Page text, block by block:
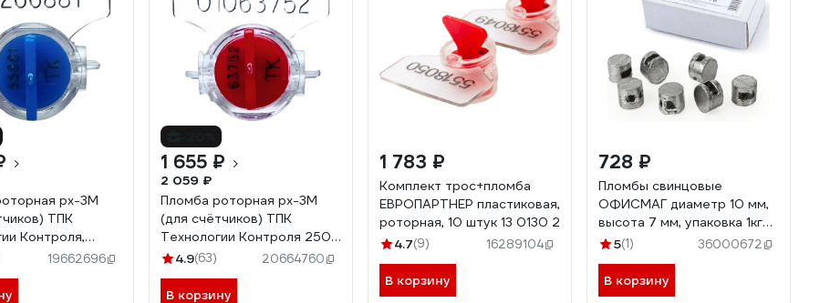
рх-3М
ТПК
Контроля,
2412719662696
1 655 ₽
2 059 ₽
Пломба роторная рх-3М
(для счётчиков) ТПК
Технологии Контроля 250
шт, Цвет: красный 24136
4.9(63) 20664760
В корзину
1 783 ₽
Комплект трос+пломба
ЕВРОПАРТНЕР пластиковая,
роторная, 10 штук 13 0130 2
4.7(9) 16289104
В корзину
728 ₽
Пломбы свинцовые
ОФИСМАГ диаметр 10 мм,
высота 7 мм, упаковка 1кг
600787
5(1) 36000672
В корзину